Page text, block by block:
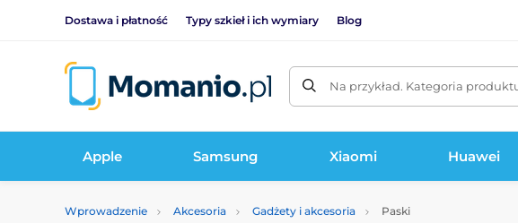
Dostawa i płatność Typy szkieł i ich wymiary Blog
Na przykład. Kategoria
Apple Samsung Xiaomi Huawei
Wprowadzenie Akcesoria Gadżety i akcesoria Paski